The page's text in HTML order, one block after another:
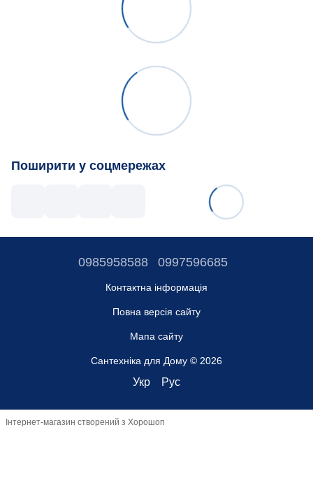
Поширити у соцмережах
0985958588 0997596685
Контактна інформація
Повна версія сайту
Мапа сайту
Сантехніка для Дому © 2026
Укр Рус
Інтернет-магазин створений з Хорошоп